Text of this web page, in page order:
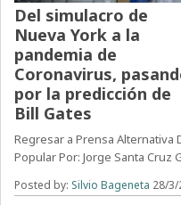
Del simulacro de
Nueva York a la
pandemia de
Coronavirus,
por la predicción de
Bill Gates
Regresar a Prensa Alternativa
Popular Por: Jorge Santa Cruz
Posted by: Silvio Bageneta 28/